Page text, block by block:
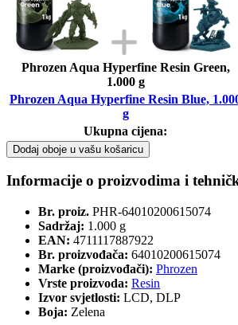
Phrozen Aqua Hyperfine Resin Green,
1.000 g
Phrozen Aqua Hyperfine Resin Blue,
g
Ukupna cijena:
Dodaj oboje u vašu košaricu
Informacije o proizvodima i
Br. proiz. PHR-64010200615074
Sadržaj: 1.000 g
EAN: 4711117887922
Br. proizvođača: 64010200615074
Marke (proizvođači): Phrozen
Vrste proizvoda: Resin
Izvor svjetlosti: LCD, DLP
Boja: Zelena